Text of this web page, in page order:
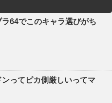
ラ64でこのキャラ選びがち
ンってピカ側厳しいってマ